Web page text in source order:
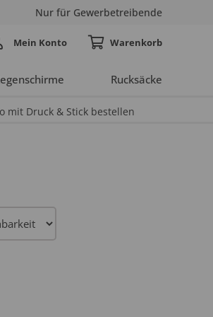
Nur für Gewerbetreibende
Rucksäcke
Mein Konto
mit Druck & Stick bestellen